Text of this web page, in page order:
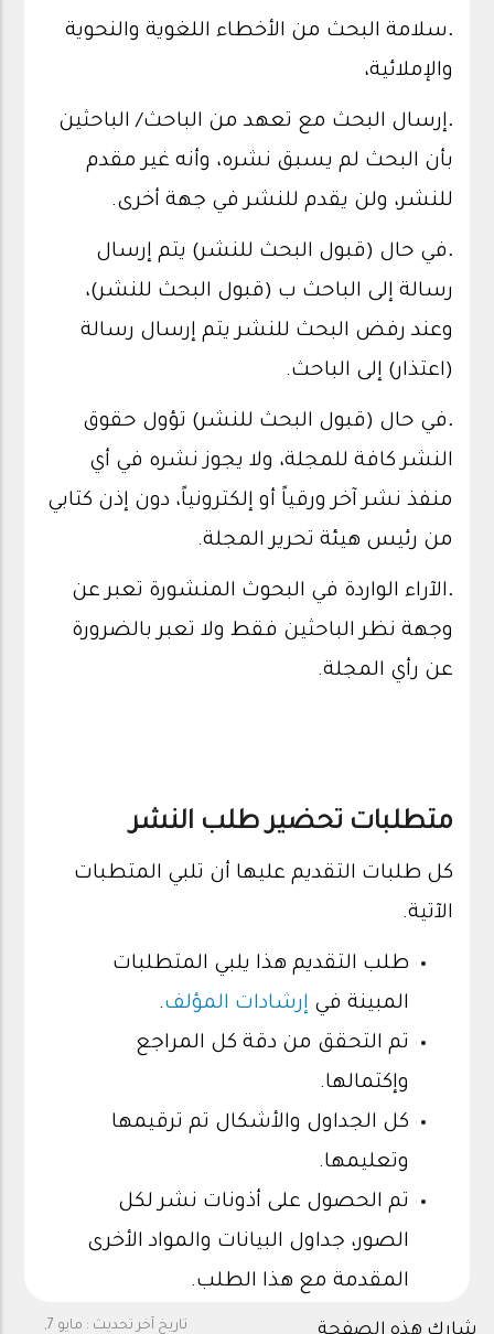
.سلامة البحث من الأخطاء اللغوية والنحوية
والإملائية،
.إرسال البحث مع تعهد من الباحث/ الباحثين
بأن البحث لم يسبق نشره، وأنه غير مقدم
للنشر، ولن يقدم للنشر في جهة أخرى.
.في حال (قبول البحث للنشر) يتم إرسال
رسالة إلى الباحث ب (قبول البحث للنشر)،
وعند رفض البحث للنشر يتم إرسال رسالة
(اعتذار) إلى الباحث.
.في حال (قبول البحث للنشر) تؤول حقوق
النشر كافة للمجلة، ولا يجوز نشره في أي
منفذ نشر آخر ورقياً أو إلكترونياً، دون إذن كتابي
من رئيس هيئة تحرير المجلة.
.الآراء الواردة في البحوث المنشورة تعبر عن
وجهة نظر الباحثين فقط ولا تعبر بالضرورة
عن رأي المجلة.
متطلبات تحضير طلب النشر
كل طلبات التقديم عليها أن تلبي المتطبات
الآتية.
طلب التقديم هذا يلبي المتطلبات
المبينة في إرشادات المؤلف.
تم التحقق من دقة كل المراجع
وإكتمالها.
كل الجداول والأشكال تم ترقيمها
وتعليمها.
تم الحصول على أذونات نشر لكل
الصور، جداول البيانات والمواد الأخرى
المقدمة مع هذا الطلب.
تاريخ آخر تحديث : مايو 7,